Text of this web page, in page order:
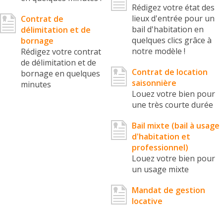
Contrat de
délimitation et de
bornage
Rédigez votre contrat
de délimitation et de
bornage en quelques
minutes
Rédigez votre état des
lieux d'entrée pour un
bail d'habitation en
quelques clics grâce à
notre modèle !
Contrat de location
saisonnière
Louez votre bien pour
une très courte durée
Bail mixte (bail à usage
d'habitation et
professionnel)
Louez votre bien pour
un usage mixte
Mandat de gestion
locative